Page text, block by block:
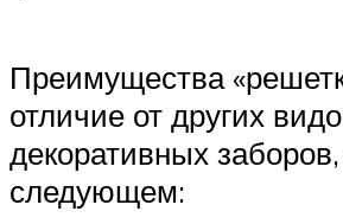
Преимущества
отличие от других
декоративных
следующем: